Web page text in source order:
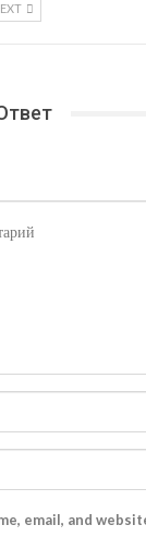
email, and